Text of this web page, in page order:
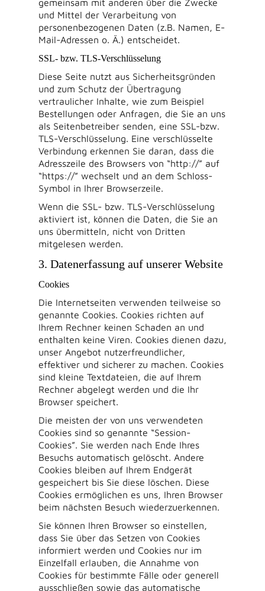
gemeinsam mit anderen über die Zwecke
und Mittel der Verarbeitung von
personenbezogenen Daten (z.B. Namen, E-
Mail-Adressen o. Ä.) entscheidet.
SSL- bzw. TLS-Verschlüsselung
Diese Seite nutzt aus Sicherheitsgründen
und zum Schutz der Übertragung
vertraulicher Inhalte, wie zum Beispiel
Bestellungen oder Anfragen, die Sie an uns
als Seitenbetreiber senden, eine SSL-bzw.
TLS-Verschlüsselung. Eine verschlüsselte
Verbindung erkennen Sie daran, dass die
Adresszeile des Browsers von “http://” auf
“https://” wechselt und an dem Schloss-
Symbol in Ihrer Browserzeile.
Wenn die SSL- bzw. TLS-Verschlüsselung
aktiviert ist, können die Daten, die Sie an
uns übermitteln, nicht von Dritten
mitgelesen werden.
3. Datenerfassung auf unserer Website
Cookies
Die Internetseiten verwenden teilweise so
genannte Cookies. Cookies richten auf
Ihrem Rechner keinen Schaden an und
enthalten keine Viren. Cookies dienen dazu,
unser Angebot nutzerfreundlicher,
effektiver und sicherer zu machen. Cookies
sind kleine Textdateien, die auf Ihrem
Rechner abgelegt werden und die Ihr
Browser speichert.
Die meisten der von uns verwendeten
Cookies sind so genannte “Session-
Cookies”. Sie werden nach Ende Ihres
Besuchs automatisch gelöscht. Andere
Cookies bleiben auf Ihrem Endgerät
gespeichert bis Sie diese löschen. Diese
Cookies ermöglichen es uns, Ihren Browser
beim nächsten Besuch wiederzuerkennen.
Sie können Ihren Browser so einstellen,
dass Sie über das Setzen von Cookies
informiert werden und Cookies nur im
Einzelfall erlauben, die Annahme von
Cookies für bestimmte Fälle oder generell
ausschließen sowie das automatische